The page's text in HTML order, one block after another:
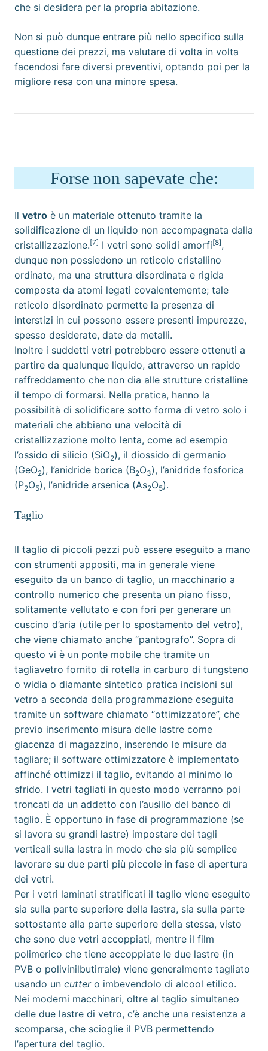
che si desidera per la propria abitazione.
Non si può dunque entrare più nello specifico sulla
questione dei prezzi, ma valutare di volta in volta
facendosi fare diversi preventivi, optando poi per la
migliore resa con una minore spesa.
Forse non sapevate che:
Il vetro è un materiale ottenuto tramite la
solidificazione di un liquido non accompagnata dalla
cristallizzazione.[7] I vetri sono solidi amorfi[8],
dunque non possiedono un reticolo cristallino
ordinato, ma una struttura disordinata e rigida
composta da atomi legati covalentemente; tale
reticolo disordinato permette la presenza di
interstizi in cui possono essere presenti impurezze,
spesso desiderate, date da metalli.
Inoltre i suddetti vetri potrebbero essere ottenuti a
partire da qualunque liquido, attraverso un rapido
raffreddamento che non dia alle strutture cristalline
il tempo di formarsi. Nella pratica, hanno la
possibilità di solidificare sotto forma di vetro solo i
materiali che abbiano una velocità di
cristallizzazione molto lenta, come ad esempio
l’ossido di silicio (SiO2), il diossido di germanio
(GeO2), l’anidride borica (B2O3), l’anidride fosforica
(P2O5), l’anidride arsenica (As2O5).
Taglio
Il taglio di piccoli pezzi può essere eseguito a mano
con strumenti appositi, ma in generale viene
eseguito da un banco di taglio, un macchinario a
controllo numerico che presenta un piano fisso,
solitamente vellutato e con fori per generare un
cuscino d’aria (utile per lo spostamento del vetro),
che viene chiamato anche “pantografo”. Sopra di
questo vi è un ponte mobile che tramite un
tagliavetro fornito di rotella in carburo di tungsteno
o widia o diamante sintetico pratica incisioni sul
vetro a seconda della programmazione eseguita
tramite un software chiamato “ottimizzatore”, che
previo inserimento misura delle lastre come
giacenza di magazzino, inserendo le misure da
tagliare; il software ottimizzatore è implementato
affinché ottimizzi il taglio, evitando al minimo lo
sfrido. I vetri tagliati in questo modo verranno poi
troncati da un addetto con l’ausilio del banco di
taglio. È opportuno in fase di programmazione (se
si lavora su grandi lastre) impostare dei tagli
verticali sulla lastra in modo che sia più semplice
lavorare su due parti più piccole in fase di apertura
dei vetri.
Per i vetri laminati stratificati il taglio viene eseguito
sia sulla parte superiore della lastra, sia sulla parte
sottostante alla parte superiore della stessa, visto
che sono due vetri accoppiati, mentre il film
polimerico che tiene accoppiate le due lastre (in
PVB o polivinilbutirrale) viene generalmente tagliato
usando un cuttero imbevendolo di alcool etilico.
Nei moderni macchinari, oltre al taglio simultaneo
delle due lastre di vetro, c’è anche una resistenza a
scomparsa, che scioglie il PVB permettendo
l’apertura del taglio.